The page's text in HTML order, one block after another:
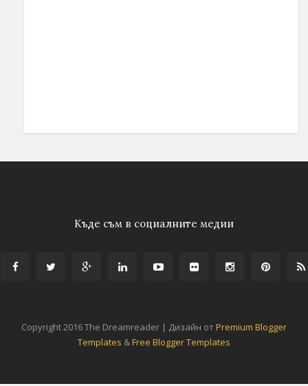
Къде съм в социалните медии
Copyright 2016 The Dreamreader | Дизайн отPremium Blogger
Templates &Free Blogger Templates